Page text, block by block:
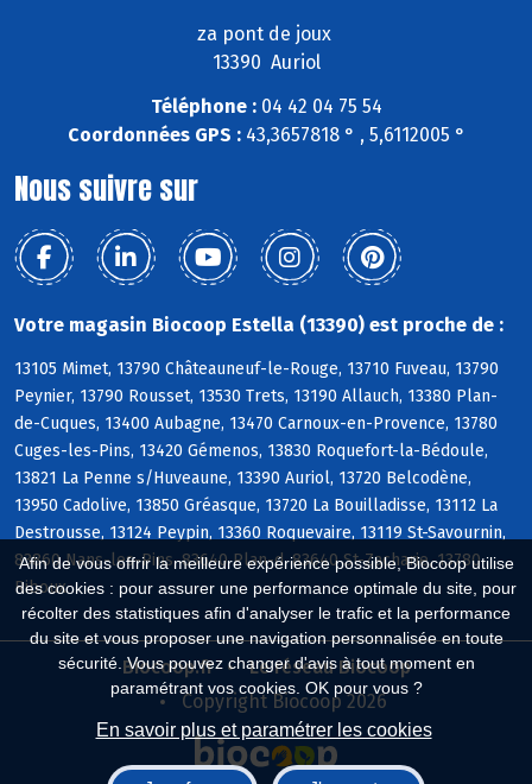
Afin de vous offrir la meilleure expérience possible, Biocoop utilise
des cookies : pour assurer une performance optimale du site, pour
récolter des statistiques afin d'analyser le trafic et la performance
du site et vous proposer une navigation personnalisée en toute
sécurité. Vous pouvez changer d'avis à tout moment en
paramétrant vos cookies. OK pour vous ?
En savoir plus et paramétrer les cookies
za pont de joux
13390 Auriol
Téléphone :04 42 04 75 54
Coordonnées GPS :43,3657818 ° , 5,6112005 °
Nous suivre sur
Votre magasin Biocoop Estella (13390) est proche de :
13105 Mimet, 13790 Châteauneuf-le-Rouge, 13710 Fuveau, 13790
Peynier, 13790 Rousset, 13530 Trets, 13190 Allauch, 13380 Plan-
de-Cuques, 13400 Aubagne, 13470 Carnoux-en-Provence, 13780
Cuges-les-Pins, 13420 Gémenos, 13830 Roquefort-la-Bédoule,
13821 La Penne s/Huveaune, 13390 Auriol, 13720 Belcodène,
13950 Cadolive, 13850 Gréasque, 13720 La Bouilladisse, 13112 La
Destrousse, 13124 Peypin, 13360 Roquevaire, 13119 St-Savournin,
83860 Nans-les-Pins, 83640 Plan-d, 83640 St-Zacharie, 13780
Riboux
Biocoop.fr
Le réseau Biocoop
Copyright Biocoop 2026